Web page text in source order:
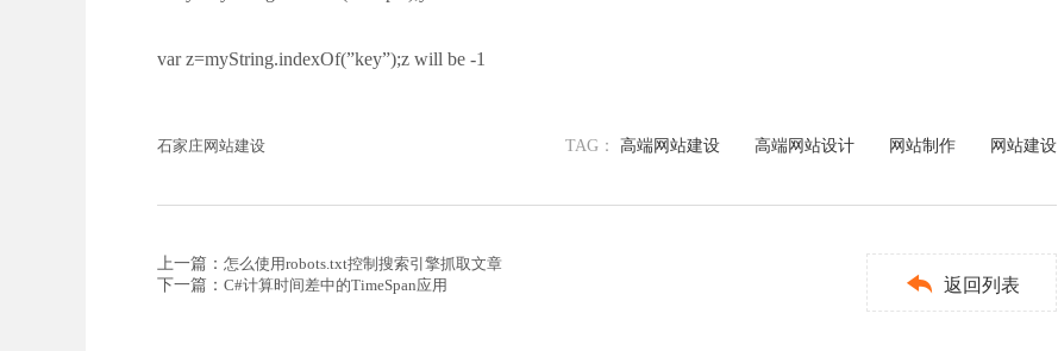
var z=myString.indexOf(”key”);z will be -1
石家庄网站建设 TAG： 高端网站建设 高端网站设计 网站制作 网站建设
上一篇： 怎么使用robots.txt控制搜索引擎抓取文章
下一篇： C#计算时间差中的TimeSpan应用  返回列表